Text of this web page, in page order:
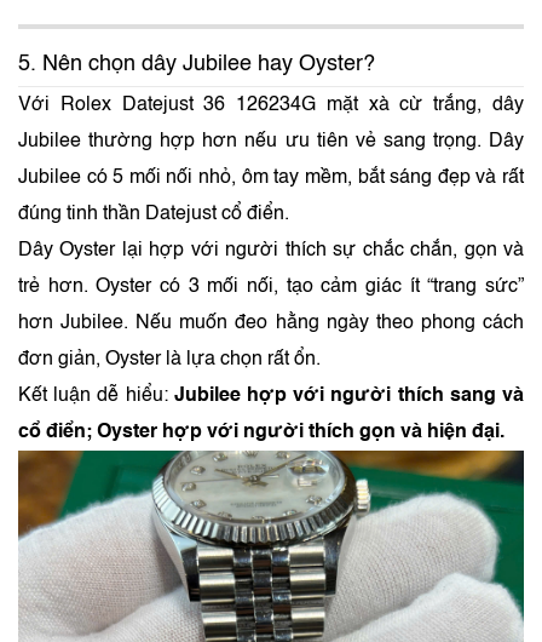
5. Nên chọn dây Jubilee hay Oyster?
Với Rolex Datejust 36 126234G mặt xà cừ trắng, dây
Jubilee thường hợp hơn nếu ưu tiên vẻ sang trọng. Dây
Jubilee có 5 mối nối nhỏ, ôm tay mềm, bắt sáng đẹp và rất
đúng tinh thần Datejust cổ điển.
Dây Oyster lại hợp với người thích sự chắc chắn, gọn và
trẻ hơn. Oyster có 3 mối nối, tạo cảm giác ít “trang sức”
hơn Jubilee. Nếu muốn đeo hằng ngày theo phong cách
đơn giản, Oyster là lựa chọn rất ổn.
Kết luận dễ hiểu: Jubilee hợp với người thích sang và
cổ điển; Oyster hợp với người thích gọn và hiện đại.